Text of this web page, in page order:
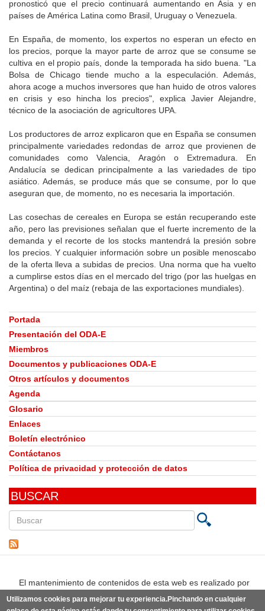
pronosticó que el precio continuará aumentando en Asia y en
países de América Latina como Brasil, Uruguay o Venezuela.
En España, de momento, los expertos no esperan un efecto en
los precios, porque la mayor parte de arroz que se consume se
cultiva en el propio país, donde la temporada ha sido buena. "La
Bolsa de Chicago tiende mucho a la especulación. Además,
ahora acoge a muchos inversores que han huido de otros valores
en crisis y eso hincha los precios", explica Javier Alejandre,
técnico de la asociación de agricultores UPA.
Los productores de arroz explicaron que en España se consumen
principalmente variedades redondas de arroz que provienen de
comunidades como Valencia, Aragón o Extremadura. En
Andalucía se dedican principalmente a las variedades de tipo
asiático. Además, se produce más que se consume, por lo que
aseguran que, de momento, no es necesaria la importación.
Las cosechas de cereales en Europa se están recuperando este
año, pero las previsiones señalan que el fuerte incremento de la
demanda y el recorte de los stocks mantendrá la presión sobre
los precios. Y cualquier información sobre un posible menoscabo
de la oferta lleva a subidas de precios. Una norma que ha vuelto
a cumplirse estos días en el mercado del trigo (por las huelgas en
Argentina) o del maíz (rebaja de las exportaciones mundiales).
Portada
Presentación del ODA-E
Miembros
Documentos y publicaciones ODA-E
Otros artículos y documentos
Agenda
Glosario
Enlaces
Boletín electrónico
Contáctanos
Política de privacidad y protección de datos
BUSCAR
en
El mantenimiento de contenidos de esta web es realizado por
Utilizamos cookies para mejorar tu experiencia.Pinchando en cualquier